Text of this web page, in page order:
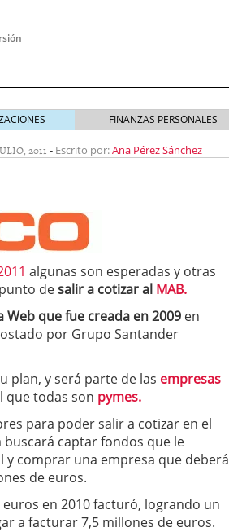
qué el Préstamo Promotor privado
de 2025
esta opción para gestionar tus
decisión financiera: cómo anticiparte
venta? 3 de octubre de 2025
FINANZAS PERSONALES
2011- Escrito por:Ana Pérez Sánchez
algunas son esperadas y otras
desalir a cotizar al MAB.
que fue creada en 2009 en
por Grupo Santander
plan, y será parte de las empresas
que todas son pymes.
para poder salir a cotizar en el
buscará captar fondos que le
comprar una empresa que deberá
de euros.
en 2010 facturó, logrando un
a facturar 7,5 millones de euros.